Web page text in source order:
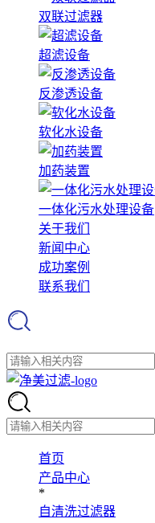
双联过滤器
超滤设备
反渗透设备
软化水设备
加药装置
一体化污水处理设备
关于我们
新闻中心
成功案例
联系我们
首页
产品中心
*
自清洗过滤器